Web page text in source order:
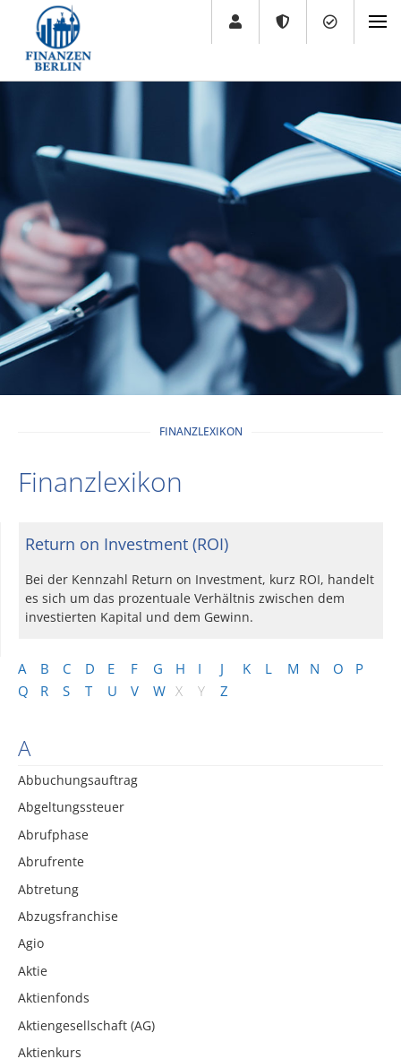
FINANZLEXIKON
Finanzlexikon
A B C D E F G H I J K L M N O
P
Q
R S T U V W X Y Z
A
Abbuchungsauftrag
Abgeltungssteuer
Abrufphase
Abrufrente
Abtretung
Abzugsfranchise
Agio
Aktie
Aktienfonds
Aktiengesellschaft (AG)
Aktienkurs
Return on Investment (ROI)
Bei der Kennzahl Return on Investment, kurz ROI, handelt
es sich um das prozentuale Verhältnis zwischen dem
investierten Kapital und dem Gewinn.